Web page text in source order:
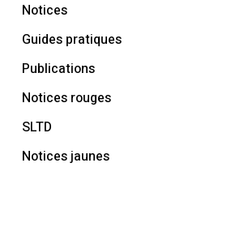
Notices
Guides pratiques
Publications
Notices rouges
SLTD
Notices jaunes